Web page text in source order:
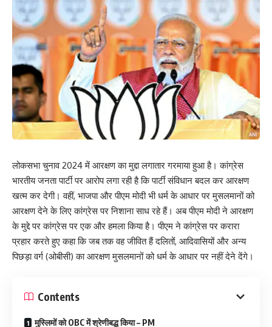
लोकसभा चुनाव 2024 में आरक्षण का मुद्दा लगातार गरमाया हुआ है। कांग्रेस
भारतीय जनता पार्टी पर आरोप लगा रही है कि पार्टी संविधान बदल कर आरक्षण
खत्म कर देगी। वहीं, भाजपा और पीएम मोदी भी धर्म के आधार पर मुसलमानों को
आरक्षण देने के लिए कांग्रेस पर निशाना साध रहे हैं। अब पीएम मोदी ने आरक्षण
के मुद्दे पर कांग्रेस पर एक और हमला किया है। पीएम ने कांग्रेस पर करारा
प्रहार करते हुए कहा कि जब तक वह जीवित हैं दलितों, आदिवासियों और अन्य
पिछड़ा वर्ग (ओबीसी) का आरक्षण मुसलमानों को धर्म के आधार पर नहीं देने देंगे।
Contents
मुस्लिमों को OBC में श्रेणीबद्ध किया – PM